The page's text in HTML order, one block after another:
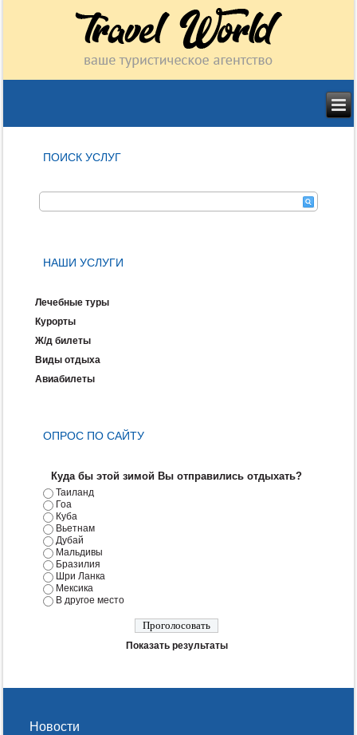
ПОИСК УСЛУГ
НАШИ УСЛУГИ
Лечебные туры
Курорты
Ж/д билеты
Виды отдыха
Авиабилеты
ОПРОС ПО САЙТУ
Куда бы этой зимой Вы отправились отдыхать?
Таиланд
Гоа
Куба
Вьетнам
Дубай
Мальдивы
Бразилия
Шри Ланка
Мексика
В другое место
Показать результаты
Новости